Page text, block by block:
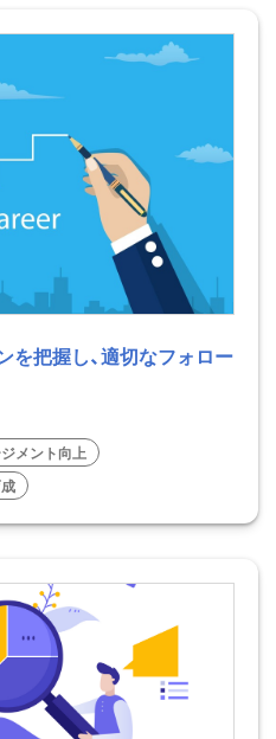
把握し、適切なフォロー
メント向上